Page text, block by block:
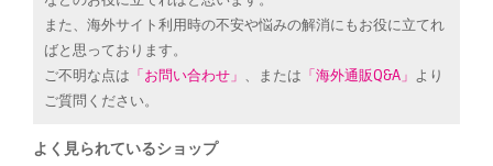
また、海外サイト利用時の不安や悩みの解消にもお役に立てれ
ばと思っております。
ご不明な点は 「お問い合わせ」 、または 「海外通販Q&A」 より
ご質問ください。
よく見られているショップ